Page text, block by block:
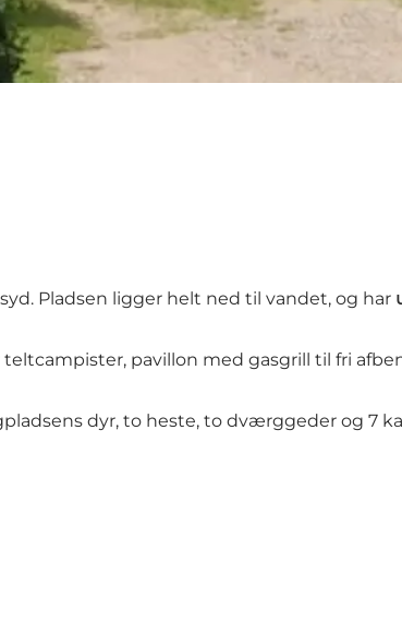
Pladsen ligger helt ned til vandet, og har
pavillon med gasgrill til fri
dyr, to heste, to dværggeder og 7